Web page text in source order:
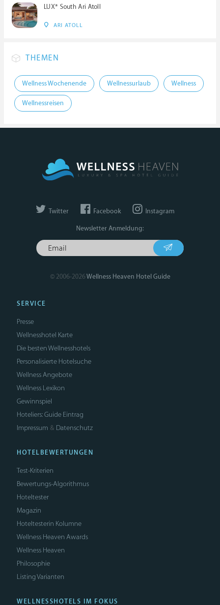
LUX* South Ari Atoll
ARI ATOLL
THEMEN
Wellness Wochenende Wellnessurlaub Wellness
Wellnessreisen
Twitter Facebook Instagram
Newsletter Anmeldung:
© 2006-2026Wellness Heaven Hotel Guide
SERVICE
Presse
Wellnesshotel Karte
Die besten Wellnesshotels
Personalisierte Hotelsuche
Wellness Angebote
Wellness Lexikon
Gewinnspiel
Hoteliers: Guide Eintrag
Impressum & Datenschutz
HOTELBEWERTUNGEN
Test-Kriterien
Bewertungs-Algorithmus
Hoteltester
Magazin
Hoteltesterin Kolumne
Wellness Heaven Awards
Wellness Heaven
Philosophie
Listing Varianten
WELLNESSHOTELS IM FOKUS